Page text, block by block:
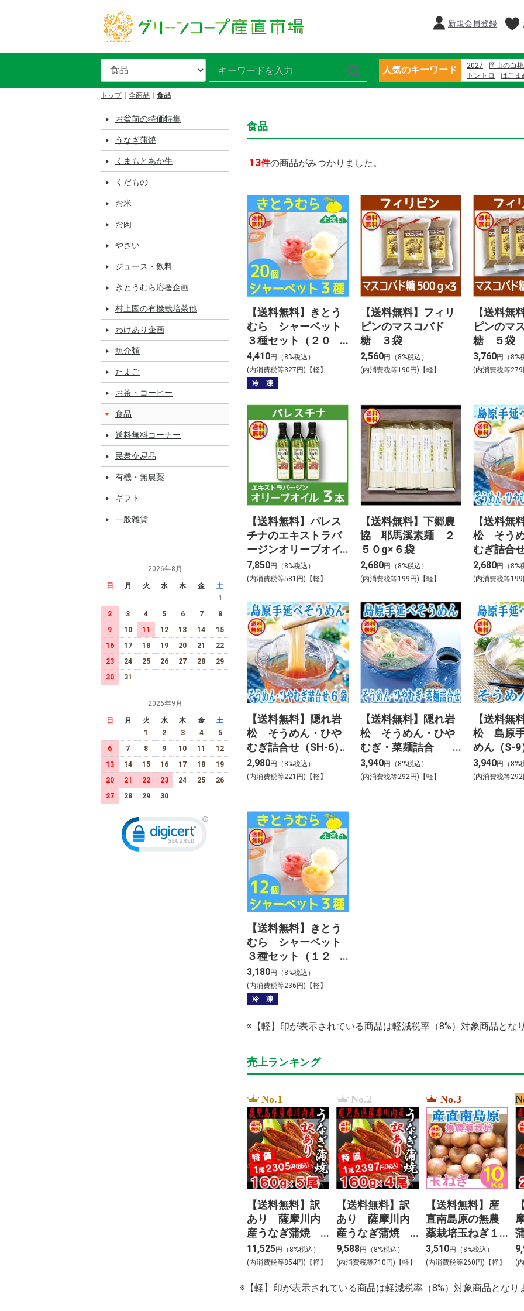
新規会員登録
人気のキーワード 2027 岡山の白桃
トントロ
はこま
トップ 全商品 食品
お盆前の特価特集
うなぎ蒲焼
くまもとあか牛
くだもの
お米
お肉
やさい
ジュース・飲料
きとうむら応援企画
村上園の有機栽培茶他
わけあり企画
魚介類
たまご
お茶・コーヒー
食品
送料無料コーナー
民衆交易品
有機・無農薬
ギフト
一般雑貨
2026年8月
日 月 火 水 木 金
土
1
2
3 4 5 6 7
8
9
10 11 12 13 14
15
16
17 18 19 20 21
22
23
24 25 26 27 28
29
30
31
2026年9月
日 月 火 水 木 金
土
1
2 3 4
5
6
7 8 9 10 11
12
13
14 15 16 17 18
19
20
21 22 23 24 25
26
27
28 29 30
食品
13件の商品がみつかりました。
【送料無料】きとう
むら シャーベット
３種セット（２０
個）
4,410円（8%税込）
(内消費税等327円)【軽】
冷 凍
【送料無料】フィリ
ピンのマスコバド
糖 ３袋
2,560円（8%税込）
(内消費税等190円)【軽】
【送料無
ピンのマ
糖 ５袋
3,760円（8%
(内消費税等279
【送料無料】パレス
チナのエキストラバ
ージンオリーブオイ
ル ３本
7,850円（8%税込）
(内消費税等581円)【軽】
【送料無料】下郷農
協 耶馬溪素麺 ２
５０g×６袋
2,680円（8%税込）
(内消費税等199円)【軽】
【送料無
松 そう
むぎ詰合
2,680円（8%
(内消費税等199
【送料無料】隠れ岩
松 そうめん・ひや
むぎ詰合せ（SH-6）
2,980円（8%税込）
(内消費税等221円)【軽】
【送料無料】隠れ岩
松 そうめん・ひや
むぎ・菜麺詰合
（SHS-8）
3,940円（8%税込）
(内消費税等292円)【軽】
【送料無
松 島原手
めん（S-9
3,940円（8%
(内消費税等292
【送料無料】きとう
むら シャーベット
３種セット（１２
個）
3,180円（8%税込）
(内消費税等236円)【軽】
冷 凍
※【軽】印が表示されている商品は軽減税率（8%）対象商品となり
売上ランキング
No.1
【送料無料】訳
あり 薩摩川内
産うなぎ蒲焼
（無頭）１６０
ｇ×５尾
11,525円（8%税込）
(内消費税等854円)【軽】
No.2
【送料無料】訳
あり 薩摩川内
産うなぎ蒲焼
（無頭）１６０
ｇ×４尾
9,588円（8%税込）
(内消費税等710円)【軽】
No.3
【送料無料】産
直南島原の無農
薬栽培玉ねぎ１
０ｋｇ
3,510円（8%税込）
(内消費税等260円)【軽】
(
※【軽】印が表示されている商品は軽減税率（8%）対象商品となり